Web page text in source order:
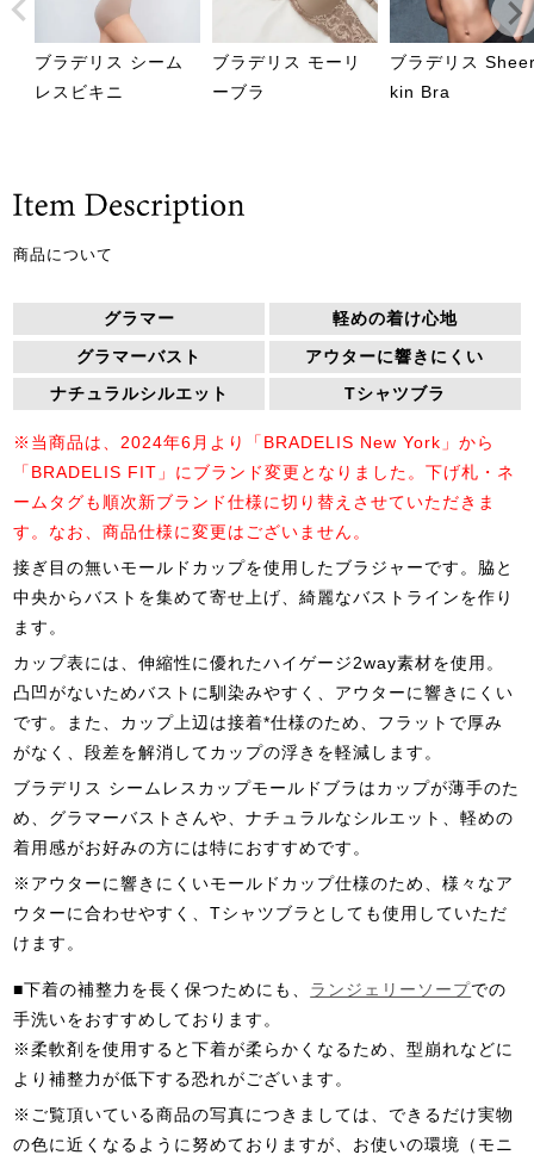
ブラデリス シーム
レスビキニ
ブラデリス モーリ
ーブラ
ブラデリス
kin Bra
商品について
グラマー
軽めの着け心地
グラマーバスト
アウターに響きにくい
ナチュラルシルエット
Tシャツブラ
※当商品は、2024年6月より「BRADELIS New York」から
「BRADELIS FIT」にブランド変更となりました。下げ札・ネ
ームタグも順次新ブランド仕様に切り替えさせていただきま
す。なお、商品仕様に変更はございません。
接ぎ目の無いモールドカップを使用したブラジャーです。脇と
中央からバストを集めて寄せ上げ、綺麗なバストラインを作り
ます。
カップ表には、伸縮性に優れたハイゲージ2way素材を使用。
凸凹がないためバストに馴染みやすく、アウターに響きにくい
です。また、カップ上辺は接着*仕様のため、フラットで厚み
がなく、段差を解消してカップの浮きを軽減します。
ブラデリス シームレスカップモールドブラはカップが薄手のた
め、グラマーバストさんや、ナチュラルなシルエット、軽めの
着用感がお好みの方には特におすすめです。
※アウターに響きにくいモールドカップ仕様のため、様々なア
ウターに合わせやすく、Tシャツブラとしても使用していただ
けます。
■下着の補整力を長く保つためにも、 ランジェリーソープでの
手洗いをおすすめしております。
※柔軟剤を使用すると下着が柔らかくなるため、型崩れなどに
より補整力が低下する恐れがございます。
※ご覧頂いている商品の写真につきましては、できるだけ実物
の色に近くなるように努めておりますが、お使いの環境（モニ